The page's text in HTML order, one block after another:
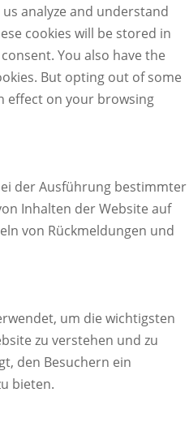
analyze and understand
cookies will be stored in
You also have the
But opting out of some
effect on your browsing
der Ausführung bestimmter
Inhalten der Website auf
von Rückmeldungen und
um die wichtigsten
zu verstehen und zu
den Besuchern ein
bieten.